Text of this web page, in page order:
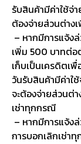
รับสินค้ามีค่าใช้จ่
ต้องจ่ายส่วนต่าง
– หากมีการแจ้ง
เพิ่ม 500 บาทต่อ
เก็บเป็นเครดิตเพื่
วันรับสินค้ามีค่าใ
จะต้องจ่ายส่วนต่
เช่าทุกกรณี
– หากมีการแจ้ง
การบอกเลิกเช่า